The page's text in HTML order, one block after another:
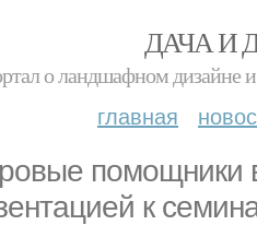
ДАЧА И
о ландшафном дизайне и
главная
помощники
к